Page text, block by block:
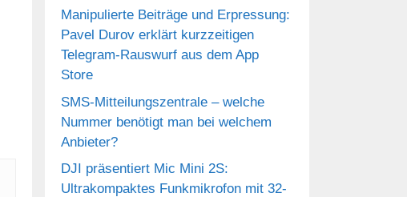
Manipulierte Beiträge und Erpressung:
Pavel Durov erklärt kurzzeitigen
Telegram-Rauswurf aus dem App
Store
SMS-Mitteilungszentrale – welche
Nummer benötigt man bei welchem
Anbieter?
DJI präsentiert Mic Mini 2S:
Ultrakompaktes Funkmikrofon mit 32-